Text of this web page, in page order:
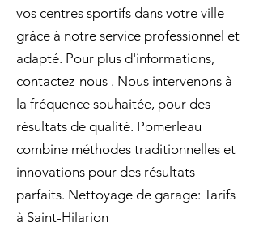
vos centres sportifs dans votre ville
grâce à notre service professionnel et
adapté. Pour plus d'informations,
contactez-nous . Nous intervenons à
la fréquence souhaitée, pour des
résultats de qualité. Pomerleau
combine méthodes traditionnelles et
innovations pour des résultats
parfaits. Nettoyage de garage: Tarifs
à Saint-Hilarion